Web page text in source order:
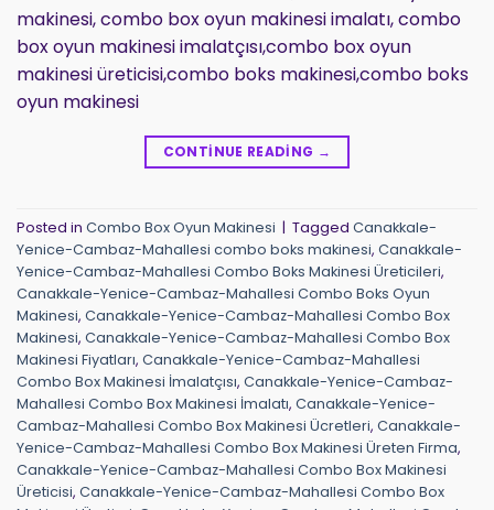
makinesi, combo box oyun makinesi imalatı, combo
box oyun makinesi imalatçısı,combo box oyun
makinesi üreticisi,combo boks makinesi,combo boks
oyun makinesi
CONTINUE READING →
Posted in Combo Box Oyun Makinesi | Tagged Canakkale-
Yenice-Cambaz-Mahallesi combo boks makinesi, Canakkale-
Yenice-Cambaz-Mahallesi Combo Boks Makinesi Üreticileri,
Canakkale-Yenice-Cambaz-Mahallesi Combo Boks Oyun
Makinesi, Canakkale-Yenice-Cambaz-Mahallesi Combo Box
Makinesi, Canakkale-Yenice-Cambaz-Mahallesi Combo Box
Makinesi Fiyatları, Canakkale-Yenice-Cambaz-Mahallesi
Combo Box Makinesi İmalatçısı, Canakkale-Yenice-Cambaz-
Mahallesi Combo Box Makinesi İmalatı, Canakkale-Yenice-
Cambaz-Mahallesi Combo Box Makinesi Ücretleri, Canakkale-
Yenice-Cambaz-Mahallesi Combo Box Makinesi Üreten Firma,
Canakkale-Yenice-Cambaz-Mahallesi Combo Box Makinesi
Üreticisi, Canakkale-Yenice-Cambaz-Mahallesi Combo Box